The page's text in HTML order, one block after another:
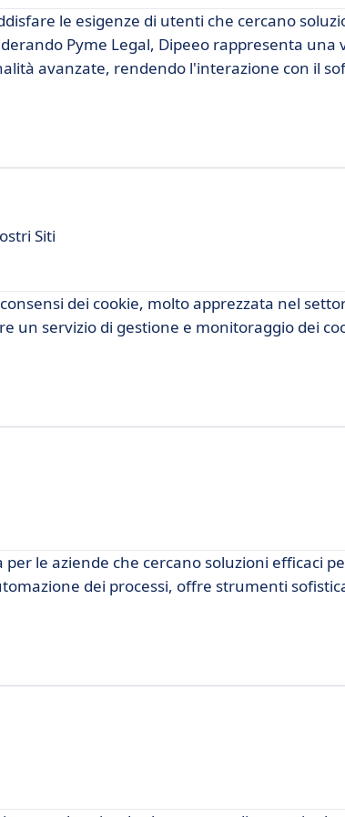
le esigenze di utenti che cercano
Pyme Legal, Dipeeo rappresenta una
avanzate, rendendo l'interazione con il
Siti
dei cookie, molto apprezzata nel
un servizio di gestione e monitoraggio dei
le aziende che cercano soluzioni efficaci
dei processi, offre strumenti